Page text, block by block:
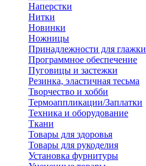
Наперстки
Нитки
Новинки
Ножницы
Принадлежности для глажки
Программное обеспечение
Пуговицы и застежки
Резинка, эластичная тесьма
Творчество и хобби
Термоаппликации/Заплатки
Техника и оборудование
Ткани
Товары для здоровья
Товары для рукоделия
Установка фурнитуры